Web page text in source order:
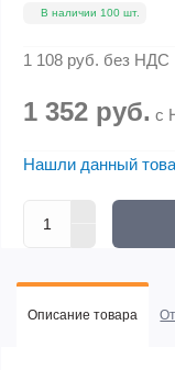
В наличии 100 шт.
1 108 руб. без НДС
1 352 руб. с
Нашли данный
Описание товара